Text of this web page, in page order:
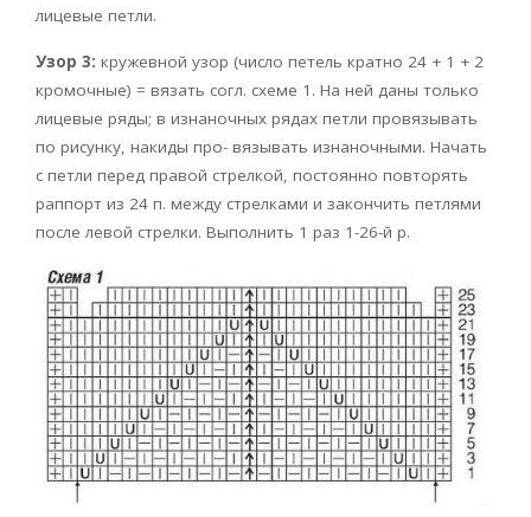
лицевые петли.
Узор 3: кружевной узор (число петель кратно 24 + 1 + 2
кромочные) = вязать согл. схеме 1. На ней даны только
лицевые ряды; в изнаночных рядах петли провязывать
по рисунку, накиды про- вязывать изнаночными. Начать
с петли перед правой стрелкой, постоянно повторять
раппорт из 24 п. между стрелками и закончить петлями
после левой стрелки. Выполнить 1 раз 1-26-й р.